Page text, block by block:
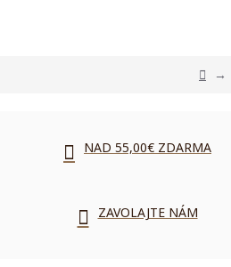
NAD 55,00€ ZDARMA
ZAVOLAJTE NÁM